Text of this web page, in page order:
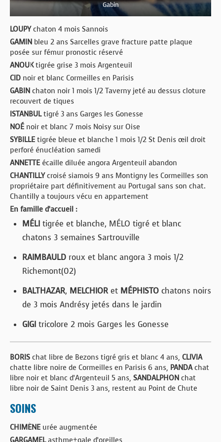
Gabin
LOUPYchaton 4 mois Sannois
GAMIN bleu 2 ans Sarcelles grave fracture patte plaque
posée sur fémur pronostic réservé
ANOUKtigrée grise 3 mois Argenteuil
CID noir et blanc Cormeilles en Parisis
GABIN chaton noir 1 mois 1/2 Taverny jeté au dessus cloture
recouvert de tiques
ISTANBULtigré 3 ans Garges les Gonesse
NOÉ noir et blanc 7 mois Noisy sur Oise
SYBILLE tigrée bleue et blanche 1 mois 1/2 St Denis œil droit
perforé énucléation samedi
ANNETTE écaille diluée angora Argenteuil abandon
CHANTILLYcroisé siamois 9 ans Montigny les Cormeilles son
propriétaire part définitivement au Portugal sans son chat.
Chantilly a toujours vécu en appartement
En famille d’accueil :
MÉLI tigrée et blanche, MÉLO tigré et blanc
chatons 3 semaines Sartrouville
RAIMBAULD roux et blanc angora 3 mois 1/2
Richemont(02)
BALTHAZAR, MELCHIORet MÉPHISTO chatons noirs
de 3 mois Andrésy jetés dans le jardin
GIGI tricolore 2 mois Garges les Gonesse
BORIS chat libre de Bezons tigré gris et blanc 4 ans, CLIVIA
chatte libre noire de Cormeilles en Parisis 6 ans, PANDAchat
libre noir et blanc d’Argenteuil 5 ans, SANDALPHON chat
libre noir de Saint Denis 3 ans, restent au Point de Chute
SOINS
CHIMÈNE urée augmentée
GARGAMELasthme+gale d’oreilles